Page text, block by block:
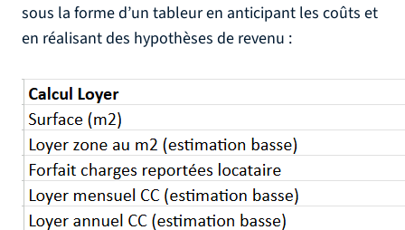
sous la forme d’un tableur en anticipant les coûts et
en réalisant des hypothèses de revenu :